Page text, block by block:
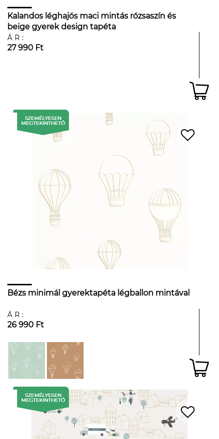
Kalandos léghajós maci mintás rózsaszín és
beige gyerek design tapéta
ÁR:
27 990 Ft
Bézs minimál gyerektapéta légballon mintával
ÁR:
26 990 Ft